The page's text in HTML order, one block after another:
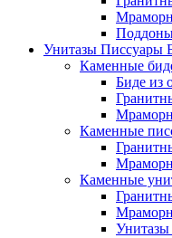
Поддоны
Унитазы Писсуары
Каменные
Биде из
Каменные
Каменные
Унитазы